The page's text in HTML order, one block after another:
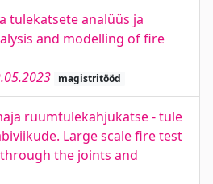
tulekatsete analüüs ja
and modelling of fire
magistritööd
ruumtulekahjukatse - tule
Large scale fire test
the joints and